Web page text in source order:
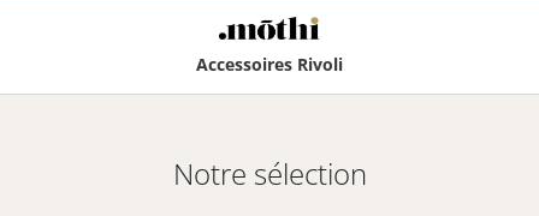
Accessoires Rivoli
Notre sélection